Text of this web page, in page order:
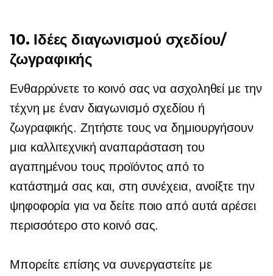
10. Ιδέες διαγωνισμού σχεδίου/
ζωγραφικής
Ενθαρρύνετε το κοινό σας να ασχοληθεί με την
τέχνη με έναν διαγωνισμό σχεδίου ή
ζωγραφικής. Ζητήστε τους να δημιουργήσουν
μια καλλιτεχνική αναπαράσταση του
αγαπημένου τους προϊόντος από το
κατάστημά σας και, στη συνέχεια, ανοίξτε την
ψηφοφορία για να δείτε ποιο από αυτά αρέσει
περισσότερο στο κοινό σας.
Μπορείτε επίσης να συνεργαστείτε με